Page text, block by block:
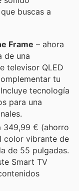
buscas a
Frame – ahora
de una
televisor QLED
tu
tecnología
para una
349,99 € (ahorro
color vibrante de
de 55 pulgadas.
Smart TV